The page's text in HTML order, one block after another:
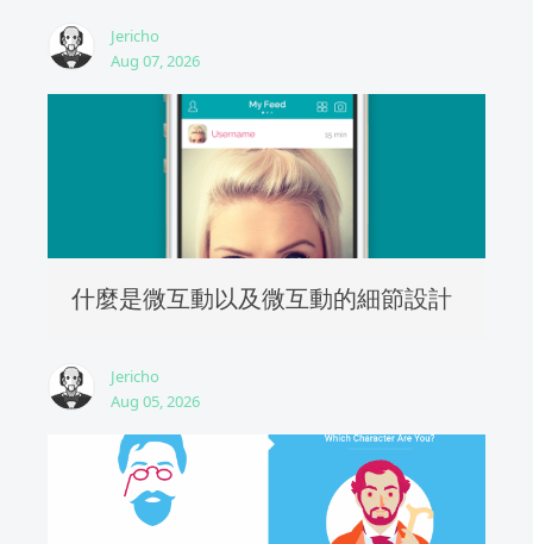
Jericho
Aug 07, 2026
什麼是微互動以及微互動的細節設計
Jericho
Aug 05, 2026